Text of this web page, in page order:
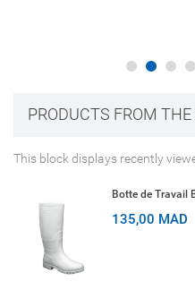
PRODUCTS FROM
This block displays recently
Botte de Travail
135,00 MAD